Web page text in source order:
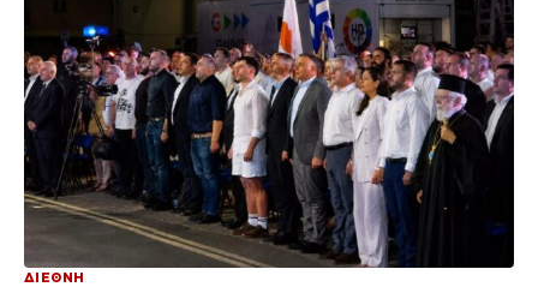
ΔΙΕΘΝΗ